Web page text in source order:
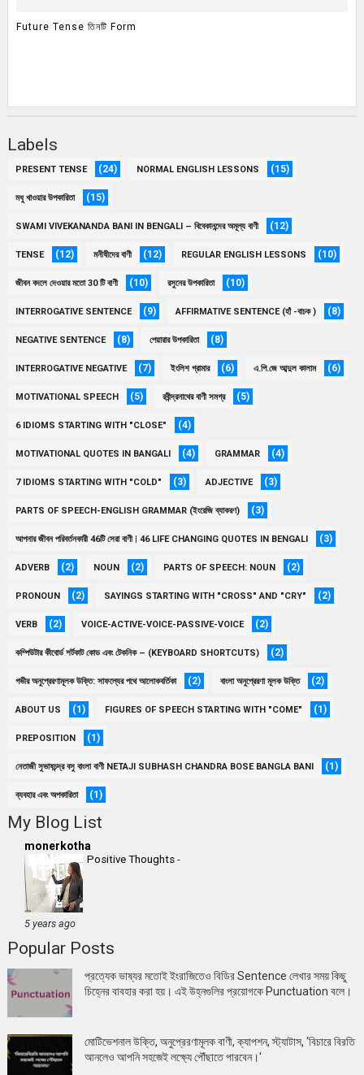
Future Tense তিনটি Form
Labels
PRESENT TENSE (24) NORMAL ENGLISH LESSONS (15)
মধু খাওয়ার উপকারিতা (15)
SWAMI VIVEKANANDA BANI IN BENGALI – বিবেকানন্দের অমূল্য বাণী (12)
TENSE (12) মনীষীদের বাণী (12) REGULAR ENGLISH LESSONS (10)
জীবন বদলে দেওয়ার মতো 30 টি বাণী (10) রসুনের উপকারিতা (10)
INTERROGATIVE SENTENCE (9) AFFIRMATIVE SENTENCE (হাঁ -বাচক ) (8)
NEGATIVE SENTENCE (8) পেয়ারার উপকারিতা (8)
INTERROGATIVE NEGATIVE (7) ইংলিশ গ্রামার (6) এ.পি.জে আব্দুল কালাম (6)
MOTIVATIONAL SPEECH (5) রবীন্দ্রনাথের বাণী সমগ্র (5)
6 IDIOMS STARTING WITH "CLOSE" (4)
MOTIVATIONAL QUOTES IN BANGALI (4) GRAMMAR (4)
7 IDIOMS STARTING WITH "COLD" (3) ADJECTIVE (3)
PARTS OF SPEECH-ENGLISH GRAMMAR (ইংরেজি ব্যাকরণ) (3)
আপনার জীবন পরিবর্তনকারী 46টি সেরা বাণী | 46 LIFE CHANGING QUOTES IN BENGALI (3)
ADVERB (2) NOUN (2) PARTS OF SPEECH: NOUN (2)
PRONOUN (2) SAYINGS STARTING WITH "CROSS" AND "CRY" (2)
VERB (2) VOICE-ACTIVE-VOICE-PASSIVE-VOICE (2)
কম্পিউটার কীবোর্ড শর্টকাট কোড এবং টেকনিক – (KEYBOARD SHORTCUTS) (2)
গভীর অনুপ্রেরণামূলক উক্তি: সাফল্যের পথে আলোকবর্তিকা (2) বাংলা অনুপ্রেরণা মূলক উক্তি (2)
ABOUT US (1) FIGURES OF SPEECH STARTING WITH "COME" (1)
PREPOSITION (1)
নেতাজী সুভাষচন্দ্র বসু বাংলা বাণী NETAJI SUBHASH CHANDRA BOSE BANGLA BANI (1)
ব্যবহার এবং অপকারিতা (1)
My Blog List
monerkotha
Positive Thoughts -
5 years ago
Popular Posts
প্রত্যেক ভাষ্যর মতোই ইংরাজিতেও বিডির Sentence লেখার সময় কিছু
চিহ্নের বাবহার করা হয়। এই উহ্নগুলির প্রয়োগকে Punctuation বলে।
মোটিভেশনাল উক্তি, অনুপ্রেরণামূলক বাণী, ক্যাপশন, স্ট্যাটাস, ‘বিচারে বিরতি
আনলেও আপনি সহজেই লক্ষ্যে পৌঁছাতে পারবেন।'